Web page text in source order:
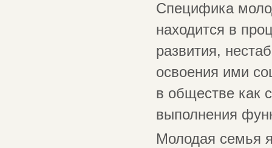
Специфика
находится в
развития,
освоения ими
в обществе как
выполнения
Молодая семья